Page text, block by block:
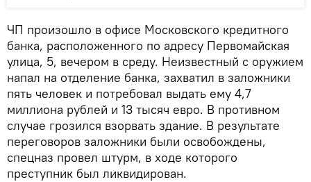
ЧП произошло в офисе Московского кредитного
банка, расположенного по адресу Первомайская
улица, 5, вечером в среду. Неизвестный с оружием
напал на отделение банка, захватил в заложники
пять человек и потребовал выдать ему 4,7
миллиона рублей и 13 тысяч евро. В противном
случае грозился взорвать здание. В результате
переговоров заложники были освобождены,
спецназ провел штурм, в ходе которого
преступник был ликвидирован.